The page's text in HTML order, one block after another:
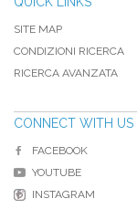
SITE MAP
CONDIZIONI RICERCA
RICERCA AVANZATA
CONNECT WITH US
FACEBOOK
YOUTUBE
INSTAGRAM